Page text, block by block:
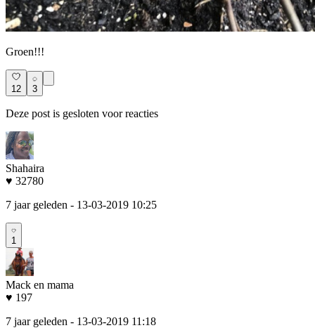
Groen!!!
12 3
Deze post is gesloten voor reacties
Shahaira
♥ 32780
7 jaar geleden - 13-03-2019 10:25
1
Mack en mama
♥ 197
7 jaar geleden - 13-03-2019 11:18